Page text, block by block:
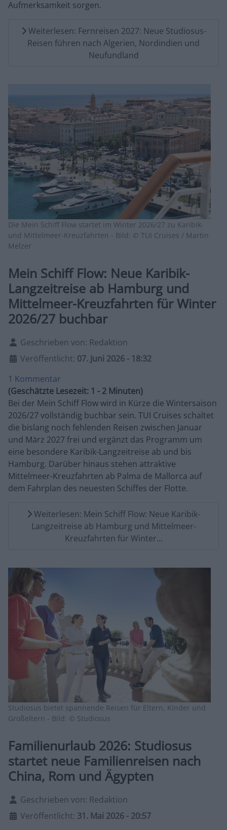
Aufmerksamkeit sorgen.
Weiterlesen: Fernreisen 2027: Neue Studiosus-
Reisen führen nach Algerien, Nordindien und
Neufundland
Die Mein Schiff Flow startet im Winter 2026/27 zu Karibik-
und Mittelmeer-Kreuzfahrten - Bild: © TUI Cruises / Martin
Melzer
Mein Schiff Flow: Neue Karibik-
Langzeitreise ab Hamburg und
Mittelmeer-Kreuzfahrten für Winter
2026/27 buchbar
Details
Geschrieben von: Redaktion
Veröffentlicht: 07. Juni 2026 - 18:32
1 Kommentar
(Geschätzte Lesezeit: 1 - 2 Minuten)
Bei der Mein Schiff Flow wird in Kürze die Wintersaison
2026/27 vollständig buchbar sein. TUI Cruises schaltet
die bislang noch fehlenden Reisen zwischen Januar
und März 2027 frei und ergänzt das Programm um
eine besondere Karibik-Langzeitreise ab und bis
Hamburg. Darüber hinaus stehen attraktive
Mittelmeer-Kreuzfahrten ab Palma de Mallorca auf
dem Fahrplan des neuesten Schiffes der Flotte.
Weiterlesen: Mein Schiff Flow: Neue Karibik-
Langzeitreise ab Hamburg und Mittelmeer-
Kreuzfahrten für Winter...
Studiosus bietet spannende Reisen für Eltern, Kinder und
Großeltern - Bild: © Studiosus
Familienurlaub 2026: Studiosus
startet neue Familienreisen nach
China, Rom und Ägypten
DetailsGeschrieben von: Redaktion
Veröffentlicht: 31. Mai 2026 - 20:57